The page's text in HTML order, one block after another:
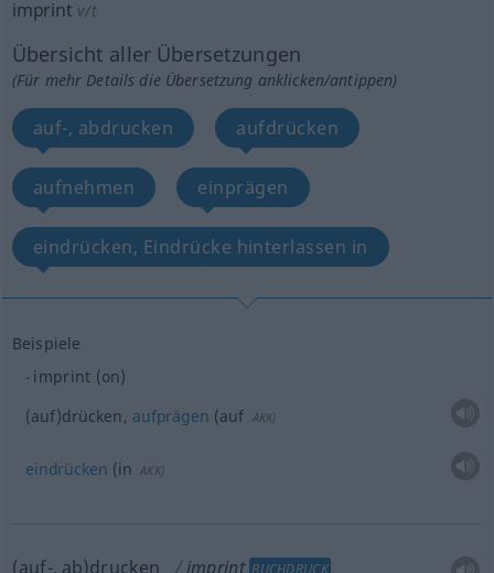
imprint v/t
Übersicht aller Übersetzungen
(Für mehr Details die Übersetzung anklicken/antippen)
auf-, abdrucken aufdrücken
aufnehmen einprägen
eindrücken, Eindrücke hinterlassen in
Beispiele
imprint (on)
(auf)drücken, aufprägen (auf AKK)
eindrücken (in AKK)
(auf-, ab)drucken imprint BUCHDRUCK